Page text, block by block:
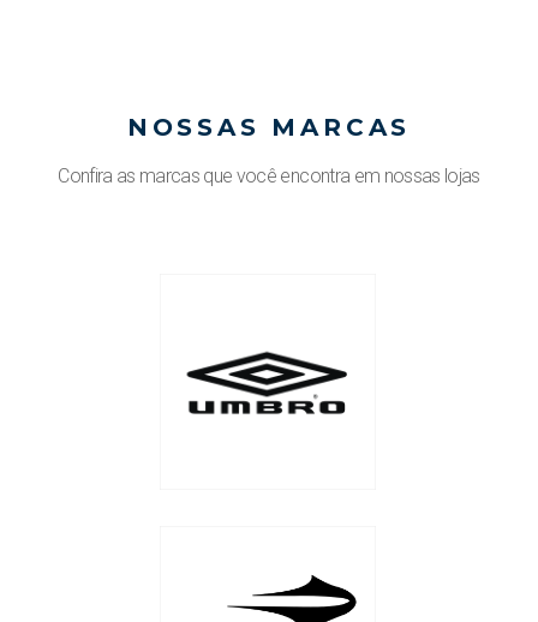
NOSSAS MARCAS
Confira as marcas que você encontra em nossas lojas